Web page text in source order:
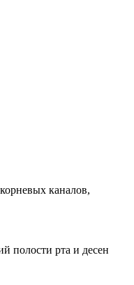
каналов,
полости рта и десен